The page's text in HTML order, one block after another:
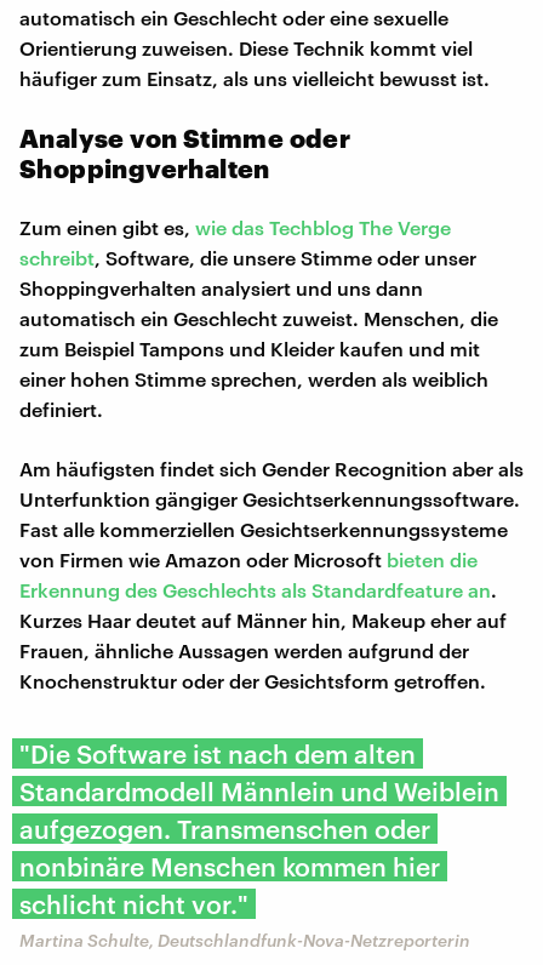
automatisch ein Geschlecht oder eine sexuelle
Orientierung zuweisen. Diese Technik kommt viel
häufiger zum Einsatz, als uns vielleicht bewusst ist.
Analyse von Stimme oder
Shoppingverhalten
Zum einen gibt es, wie das Techblog The Verge
schreibt , Software, die unsere Stimme oder unser
Shoppingverhalten analysiert und uns dann
automatisch ein Geschlecht zuweist. Menschen, die
zum Beispiel Tampons und Kleider kaufen und mit
einer hohen Stimme sprechen, werden als weiblich
definiert.
Am häufigsten findet sich Gender Recognition aber als
Unterfunktion gängiger Gesichtserkennungssoftware.
Fast alle kommerziellen Gesichtserkennungssysteme
von Firmen wie Amazon oder Microsoft bieten die
Erkennung des Geschlechts als Standardfeature an.
Kurzes Haar deutet auf Männer hin, Makeup eher auf
Frauen, ähnliche Aussagen werden aufgrund der
Knochenstruktur oder der Gesichtsform getroffen.
"Die Software ist nach dem alten
Standardmodell Männlein und Weiblein
aufgezogen. Transmenschen oder
nonbinäre Menschen kommen hier
schlicht nicht vor."
Martina Schulte, Deutschlandfunk-Nova-Netzreporterin